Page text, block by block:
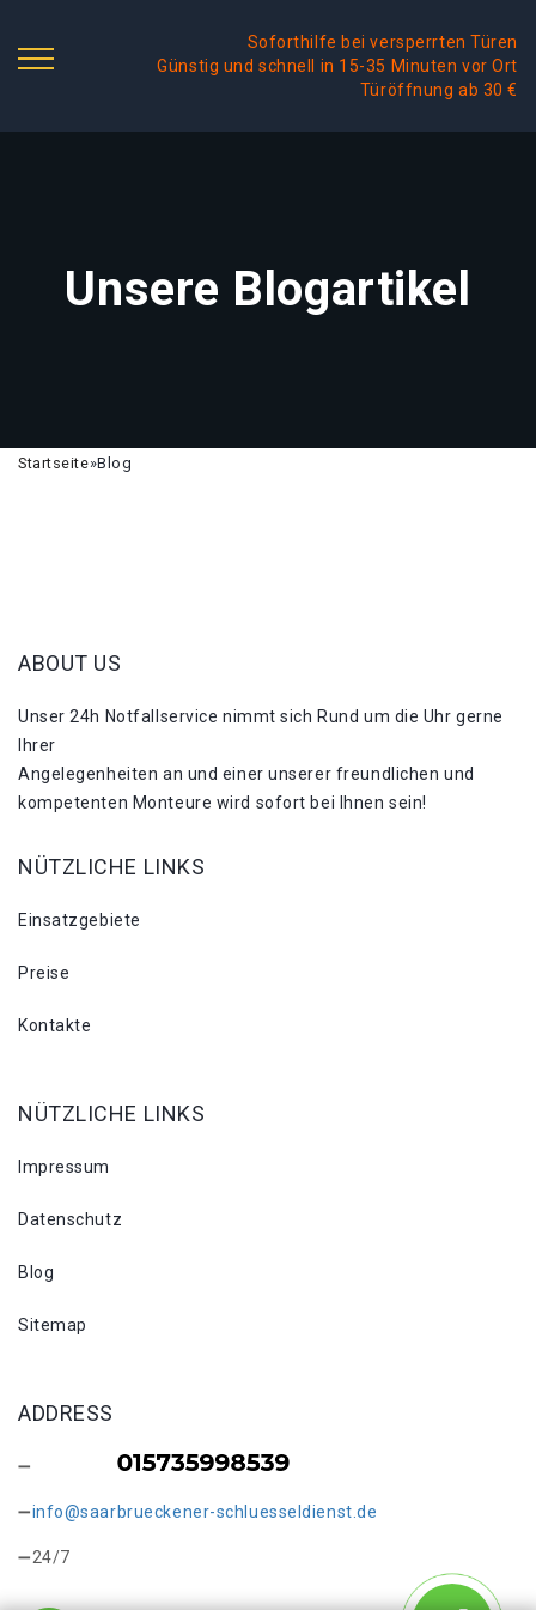
Soforthilfe bei versperrten Türen
Günstig und schnell in 15-35 Minuten vor Ort
Türöffnung ab 30 €
Unsere Blogartikel
Startseite»Blog
ABOUT US
Unser 24h Notfallservice nimmt sich Rund um die Uhr gerne
Ihrer
Angelegenheiten an und einer unserer freundlichen und
kompetenten Monteure wird sofort bei Ihnen sein!
NÜTZLICHE LINKS
Einsatzgebiete
Preise
Kontakte
NÜTZLICHE LINKS
Impressum
Datenschutz
Blog
Sitemap
ADDRESS
info@saarbrueckener-schluesseldienst.de
24/7